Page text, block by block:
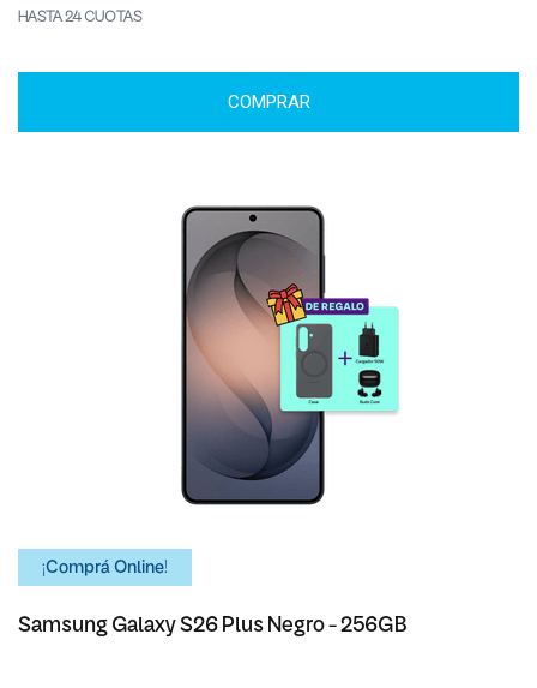
HASTA 24 CUOTAS
COMPRAR
¡Comprá Online!
Samsung Galaxy S26 Plus Negro - 256GB